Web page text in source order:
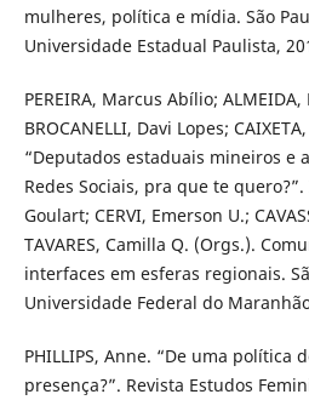
mulheres, política e mídia. São
Universidade Estadual Paulista,
PEREIRA, Marcus Abílio;
BROCANELLI, Davi Lopes;
“Deputados estaduais mineiros e
Redes Sociais, pra que te
Goulart; CERVI, Emerson U.;
TAVARES, Camilla Q. (Orgs.).
interfaces em esferas regionais.
Universidade Federal do
PHILLIPS, Anne. “De uma política
presença?”. Revista Estudos